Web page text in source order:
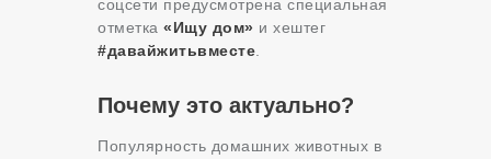
соцсети предусмотрена специальная
отметка «Ищу дом» и хештег
#давайжитьвместе.
Почему это актуально?
Популярность домашних животных в